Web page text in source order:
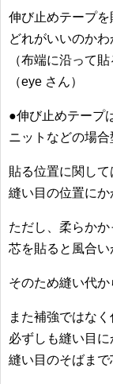
伸び止めテープ
どれがいいのかわ
（布端に沿って
（eye さん）
●伸び止めテープ
ニットなどの場
貼る位置に関し
縫い目の位置に
ただし、柔らか
芯を貼ると風合
そのため縫い代か
また補強ではなく
必ずしも縫い目に
縫い目のそばま